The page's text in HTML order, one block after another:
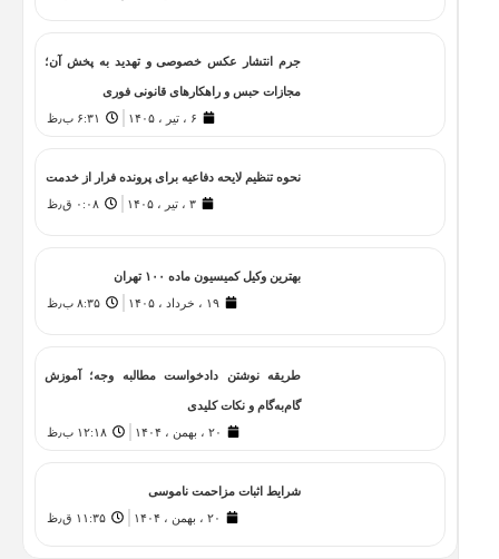
جرم انتشار عکس خصوصی و تهدید به پخش آن؛
مجازات حبس و راهکارهای قانونی فوری
۶ ، تیر ، ۱۴۰۵
۶:۳۱ ب٫ظ
نحوه تنظیم لایحه دفاعیه برای پرونده فرار از خدمت
۳ ، تیر ، ۱۴۰۵
۰:۰۸ ق٫ظ
بهترین وکیل کمیسیون ماده ۱۰۰ تهران
۱۹ ، خرداد ، ۱۴۰۵
۸:۳۵ ب٫ظ
طریقه نوشتن دادخواست مطالبه وجه؛ آموزش
گام‌به‌گام و نکات کلیدی
۲۰ ، بهمن ، ۱۴۰۴
۱۲:۱۸ ب٫ظ
شرایط اثبات مزاحمت ناموسی
۲۰ ، بهمن ، ۱۴۰۴
۱۱:۳۵ ق٫ظ